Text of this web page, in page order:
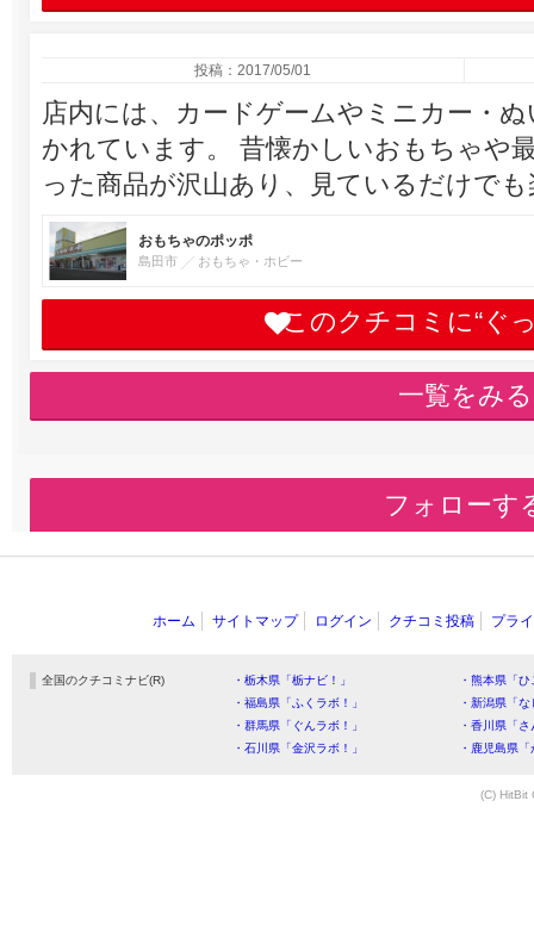
投稿：2017/05/01
店内には、カードゲームやミニカー・
かれています。 昔懐かしいおもちゃや
った商品が沢山あり、見ているだけで
おもちゃのポッポ
島田市 おもちゃ・ホビー
このクチコミに“ぐ
一覧をみる
フォローす
ホーム サイトマップ ログイン クチコミ投稿 プラ
全国のクチコミナビ(R) ・栃木県「栃ナビ！」
・熊本県「
・福島県「ふくラボ！」
・新潟県「
・群馬県「ぐんラボ！」
・香川県「
・石川県「金沢ラボ！」
・鹿児島県
(C) HitBit